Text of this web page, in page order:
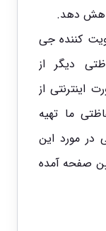
کننده جی
دیگر از
اینترنتی از
ما تهیه
در مورد این
صفحه آمده